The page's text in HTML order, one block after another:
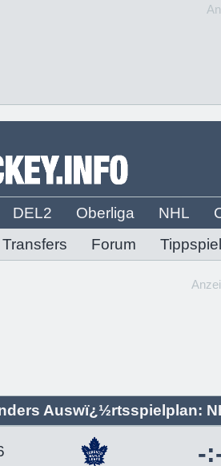
DEL2 Oberliga NHL
Transfers Forum Tippspiel
Auswï¿½rtsspielplan:
-